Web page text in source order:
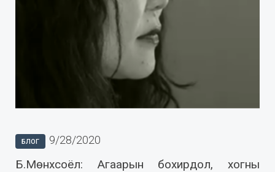
БЛОГ 9/28/2020
Б.Мөнхсоёл: Агаарын бохирдол, хогны